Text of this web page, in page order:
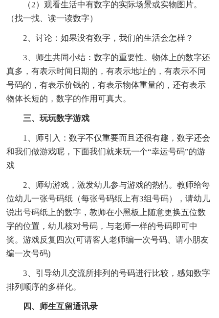
（2）观看生活中有数字的实际场景或实物图片。
（找一找、读一读数字）
2、讨论：如果没有数字，我们的生活会怎样？
3、师生共同小结：数字的重要性。物体上的数字还
真多，有表示时间日期的，有表示地址的，有表示不同
号码的，有表示价钱的，有表示物体重量的，还有表示
物体长短的，数字的作用可真大。
三、玩玩数字游戏
1、师引入：数字不仅重要而且还很有趣，数字还会
和我们做游戏呢，下面我们就来玩一个“幸运号码”的游
戏
2、师幼游戏，激发幼儿参与游戏的热情。教师给每
位幼儿一张号码纸（每张号码纸上有3组号码），请幼儿
说出号码纸上的数字，教师在小黑板上随意更换五位数
字的位置，幼儿核对号码，与老师一样的号码即可中
奖。游戏反复四次(可请客人老师编一次号码、请小朋友
编一次号码)
3、引导幼儿交流所排列的号码进行比较，感知数字
排列顺序的多样化。
四、师生互留通讯录